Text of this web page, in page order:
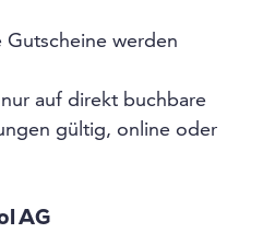
Gutscheine werden
auf direkt buchbare
gültig, online oder
AG